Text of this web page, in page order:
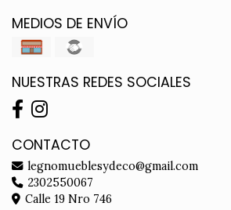
MEDIOS DE ENVÍO
NUESTRAS REDES SOCIALES
CONTACTO
legnomueblesydeco@gmail.com
2302550067
Calle 19 Nro 746